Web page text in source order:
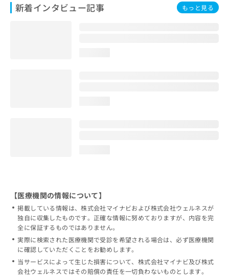
新着インタビュー記事 もっと見る
【医療機関の情報について】
掲載している情報は、株式会社マイナビおよび株式会社ウェルネスが
独自に収集したものです。正確な情報に努めておりますが、内容を完
全に保証するものではありません。
実際に検索された医療機関で受診を希望される場合は、必ず医療機関
に確認していただくことをお勧めします。
当サービスによって生じた損害について、株式会社マイナビ及び株式
会社ウェルネスではその賠償の責任を一切負わないものとします。